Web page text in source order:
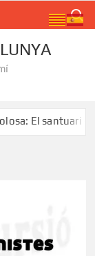
El santuari dels